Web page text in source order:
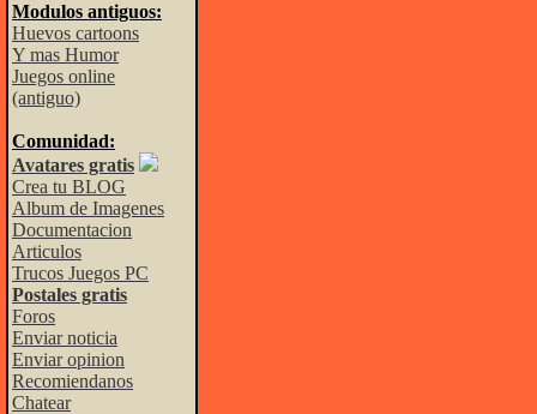
Modulos antiguos:
Huevos cartoons
Y mas Humor
Juegos online
(antiguo)
Comunidad:
Avatares gratis
Crea tu BLOG
Album de Imagenes
Documentacion
Articulos
Trucos Juegos PC
Postales gratis
Foros
Enviar noticia
Enviar opinion
Recomiendanos
Chatear